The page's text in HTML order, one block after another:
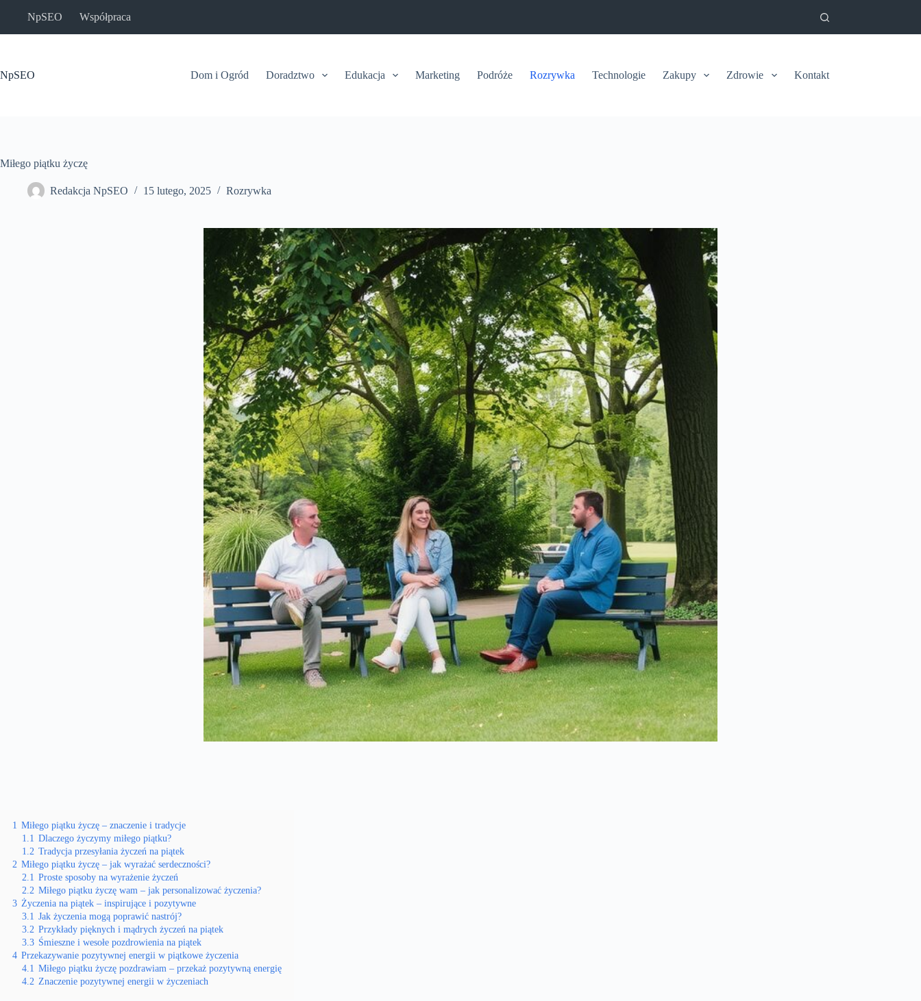
NpSEO Współpraca
NpSEO Dom i Ogród Doradztwo Edukacja Marketing Podróże Rozrywka Technologie Zakupy Zdrowie Kontakt
Miłego piątku życzę
Redakcja NpSEO 15 lutego, 2025 Rozrywka
1 Miłego piątku życzę – znaczenie i tradycje
1.1 Dlaczego życzymy miłego piątku?
1.2 Tradycja przesyłania życzeń na piątek
2 Miłego piątku życzę – jak wyrażać serdeczności?
2.1 Proste sposoby na wyrażenie życzeń
2.2 Miłego piątku życzę wam – jak personalizować życzenia?
3 Życzenia na piątek – inspirujące i pozytywne
3.1 Jak życzenia mogą poprawić nastrój?
3.2 Przykłady pięknych i mądrych życzeń na piątek
3.3 Śmieszne i wesołe pozdrowienia na piątek
4 Przekazywanie pozytywnej energii w piątkowe życzenia
4.1 Miłego piątku życzę pozdrawiam – przekaż pozytywną energię
4.2 Znaczenie pozytywnej energii w życzeniach